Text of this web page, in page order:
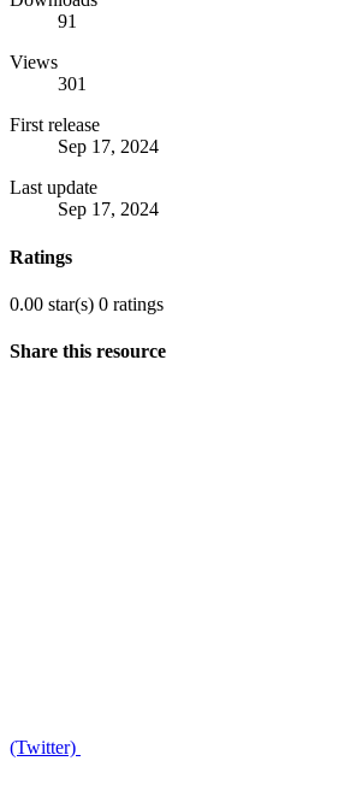
91
Views
301
First release
Sep 17, 2024
Last update
Sep 17, 2024
Ratings
0.00 star(s) 0 ratings
Share this resource
(Twitter)